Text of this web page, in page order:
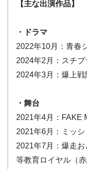
【主な出演作品】
・ドラマ
2022年10月：青春
2024年2月：スチブ
2024年3月：爆上
・舞台
2021年4月：FAKE
2021年6月：ミッ
2021年7月：爆走
等教育ロイヤル（赤